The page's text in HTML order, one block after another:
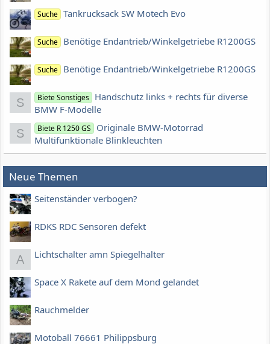
Suche Tankrucksack SW Motech Evo
Suche Benötige Endantrieb/Winkelgetriebe R1200GS
Suche Benötige Endantrieb/Winkelgetriebe R1200GS
S Biete Sonstiges Handschutz links + rechts für diverse
BMW F-Modelle
S Biete R 1250 GS
Originale BMW-Motorrad
Multifunktionale Blinkleuchten
Neue Themen
Seitenständer verbogen?
RDKS RDC Sensoren defekt
A Lichtschalter amn Spiegelhalter
Space X Rakete auf dem Mond gelandet
Rauchmelder
Motoball 76661 Philippsburg